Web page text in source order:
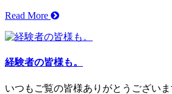
Read More
経験者の皆様も。
いつもご覧の皆様ありがとうござい